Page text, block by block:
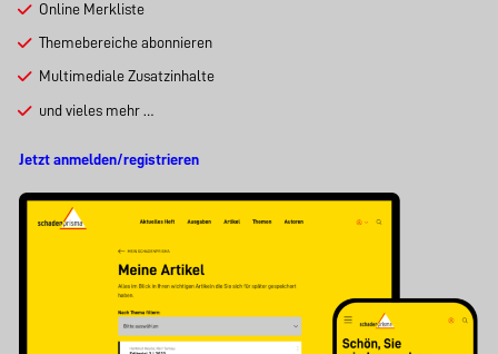
Online Merkliste
Themebereiche abonnieren
Multimediale Zusatzinhalte
und vieles mehr …
Jetzt anmelden/registrieren